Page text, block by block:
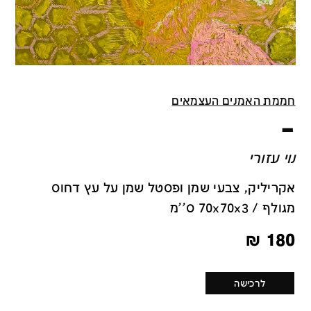
חממת האמנים העצמאים
–
נוי עזורי
אקריליק, צבעי שמן ופסטל שמן על עץ דחוס
מגולף / 70x70x3 ס''מ
180
₪
לרכישה